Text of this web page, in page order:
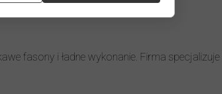
fasony i ładne wykonanie. Firma